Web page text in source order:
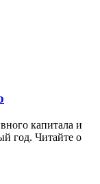
капитала и
год. Читайте о